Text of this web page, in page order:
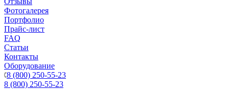
Фотогалерея
Портфолио
Прайс-лист
FAQ
Статьи
Контакты
Оборудование
8 (800) 250-55-23
8 (800) 250-55-23